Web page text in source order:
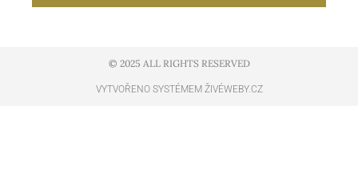
© 2025 ALL RIGHTS RESERVED​
VYTVOŘENO SYSTÉMEM ŽIVÉWEBY.CZ